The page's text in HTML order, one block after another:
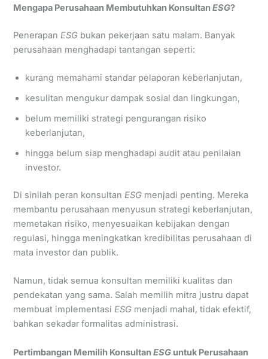
Mengapa Perusahaan Membutuhkan KonsultanESG?
PenerapanESG bukan pekerjaan satu malam. Banyak
perusahaan menghadapi tantangan seperti:
kurang memahami standar pelaporan keberlanjutan,
kesulitan mengukur dampak sosial dan lingkungan,
belum memiliki strategi pengurangan risiko
keberlanjutan,
hingga belum siap menghadapi audit atau penilaian
investor.
Di sinilah peran konsultanESG menjadi penting. Mereka
membantu perusahaan menyusun strategi keberlanjutan,
memetakan risiko, menyesuaikan kebijakan dengan
regulasi, hingga meningkatkan kredibilitas perusahaan di
mata investor dan publik.
Namun, tidak semua konsultan memiliki kualitas dan
pendekatan yang sama. Salah memilih mitra justru dapat
membuat implementasiESG menjadi mahal, tidak efektif,
bahkan sekadar formalitas administrasi.
Pertimbangan Memilih KonsultanESG untuk Perusahaan